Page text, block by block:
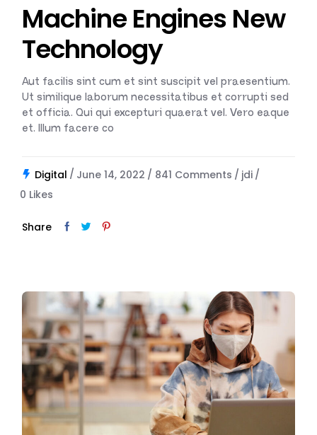
Machine Engines New
Technology
Aut facilis sint cum et sint suscipit vel praesentium.
Ut similique laborum necessitatibus et corrupti sed
et officia. Qui qui excepturi quaerat vel. Vero eaque
et. Illum facere co
Digital June 14, 2022 841 Comments
jdi
0 Likes
Share